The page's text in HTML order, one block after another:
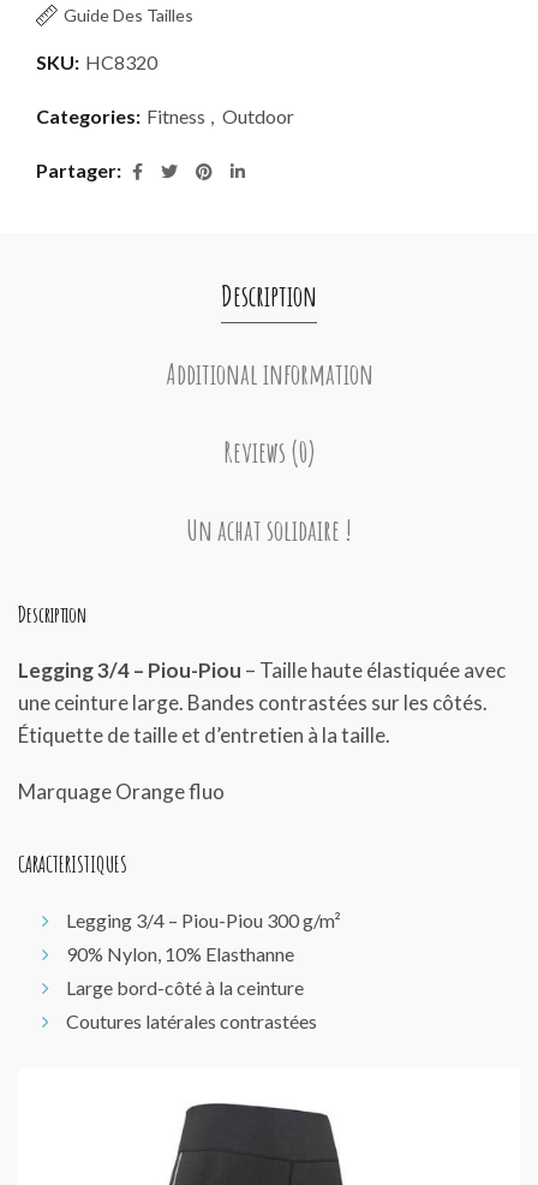
Guide Des Tailles
SKU: HC8320
Categories: Fitness , Outdoor
Partager
Description
Additional information
Reviews (0)
Un achat solidaire !
Description
Legging 3/4 – Piou-Piou – Taille haute élastiquée avec
une ceinture large. Bandes contrastées sur les côtés.
Étiquette de taille et d’entretien à la taille.
Marquage Orange fluo
CARACTERISTIQUES
Legging 3/4 – Piou-Piou 300 g/m²
90% Nylon, 10% Elasthanne
Large bord-côté à la ceinture
Coutures latérales contrastées